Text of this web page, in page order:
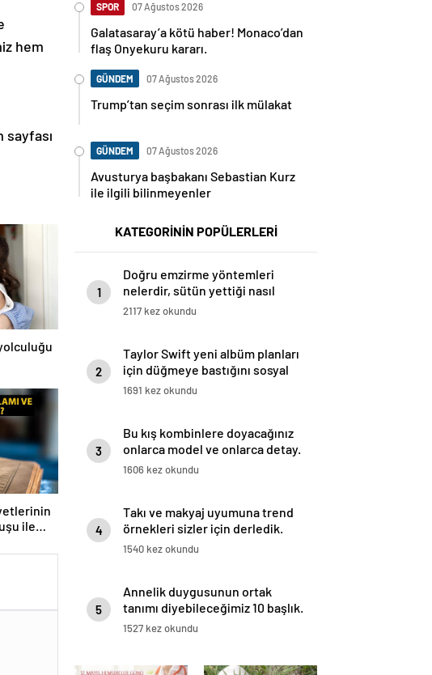
hem
ile
SPOR 07 Ağustos 2026
Galatasaray’a kötü haber! Monaco’dan
flaş Onyekuru kararı.
GÜNDEM 07 Ağustos 2026
Trump’tan seçim sonrası ilk mülakat
GÜNDEM 07 Ağustos 2026
Avusturya başbakanı Sebastian Kurz
ile ilgili bilinmeyenler
KATEGORİNİN POPÜLERLERİ
1
Doğru emzirme yöntemleri
nelerdir, sütün yettiği nasıl
anlaşılır?
2117 kez okundu
2
Taylor Swift yeni albüm planları
için düğmeye bastığını sosyal
medyadan duyurdu!
1691 kez okundu
3
Bu kış kombinlere doyacağınız
onlarca model ve onlarca detay.
1606 kez okundu
4
Takı ve makyaj uyumuna trend
örnekleri sizler için derledik.
1540 kez okundu
5
Annelik duygusunun ortak
tanımı diyebileceğimiz 10 başlık.
1527 kez okundu